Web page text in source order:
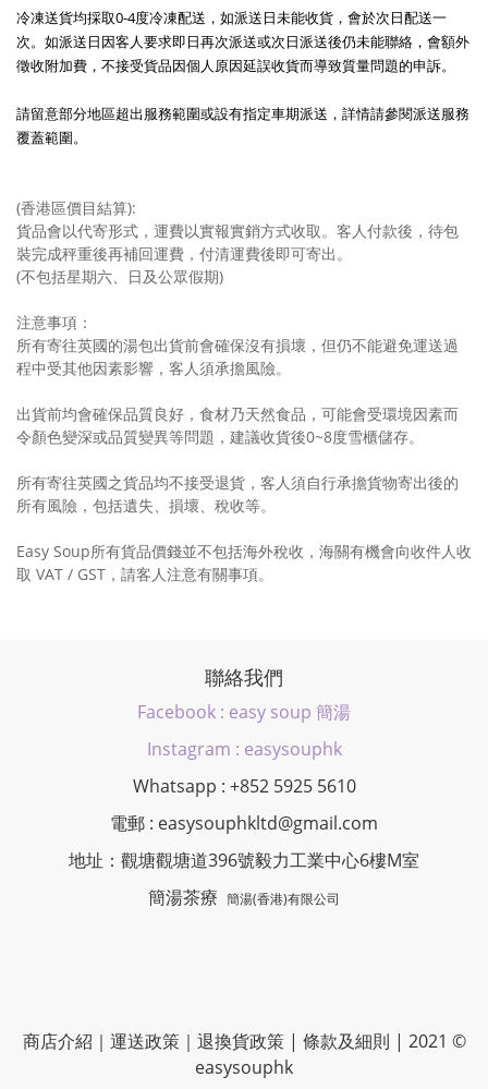
冷凍送貨均採取0-4度冷凍配送，如派送日未能收貨，會於次日配送一
次。如派送日因客人要求即日再次派送或次日派送後仍未能聯絡，會額外
徵收附加費，不接受貨品因個人原因延誤收貨而導致質量問題的申訴。
請留意部分地區超出服務範圍或設有指定車期派送，詳情請參閱派送服務
覆蓋範圍。
(香港區價目結算):
貨品會以代寄形式，運費以實報實銷方式收取。客人付款後，待包
裝完成秤重後再補回運費，付清運費後即可寄出。
(不包括星期六、日及公眾假期)
注意事項：
所有寄往英國的湯包出貨前會確保沒有損壞，但仍不能避免運送過
程中受其他因素影響，客人須承擔風險。
出貨前均會確保品質良好，食材乃天然食品，可能會受環境因素而
令顏色變深或品質變異等問題，建議收貨後0~8度雪櫃儲存。
所有寄往英國之貨品均不接受退貨，客人須自行承擔貨物寄出後的
所有風險，包括遺失、損壞、稅收等。
Easy Soup所有貨品價錢並不包括海外稅收，海關有機會向收件人收
取 VAT / GST，請客人注意有關事項。
聯絡我們
Facebook : easy soup 簡湯
Instagram : easysouphk
Whatsapp : +852 5925 5610
電郵 : easysouphkltd@gmail.com
地址：觀塘觀塘道396號毅力工業中心6樓M室
簡湯茶療 簡湯(香港)有限公司
商店介紹 ｜ 運送政策｜ 退換貨政策| 條款及細則 | 2021 ©
easysouphk